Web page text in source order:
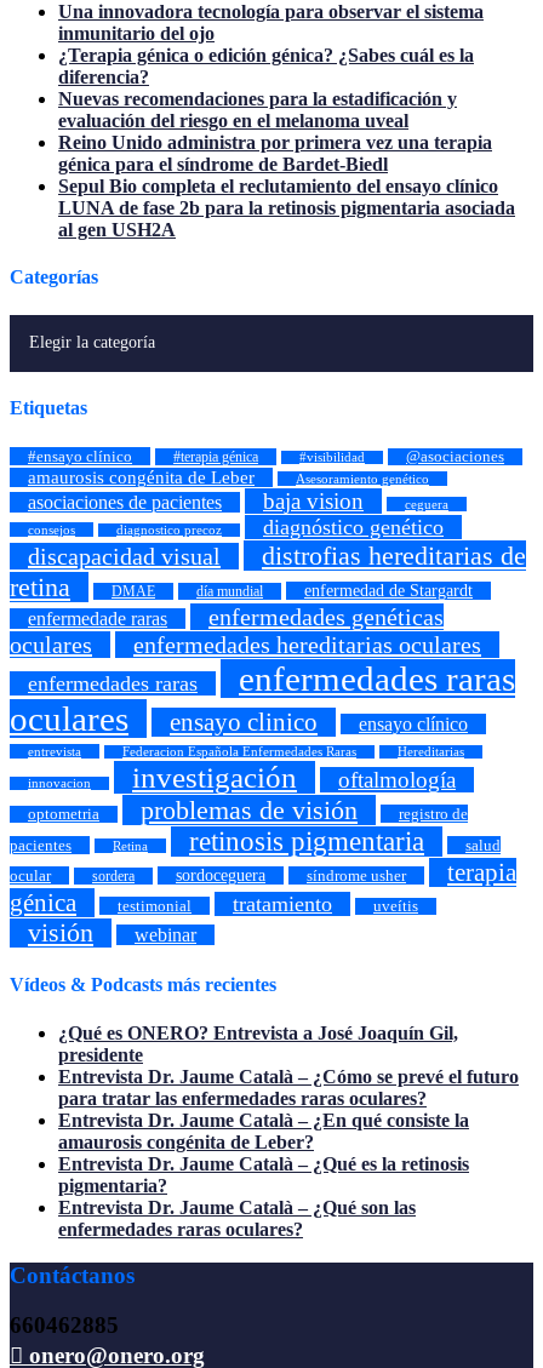
Una innovadora tecnología para observar el sistema
inmunitario del ojo
¿Terapia génica o edición génica? ¿Sabes cuál es la
diferencia?
Nuevas recomendaciones para la estadificación y
evaluación del riesgo en el melanoma uveal
Reino Unido administra por primera vez una terapia
génica para el síndrome de Bardet-Biedl
Sepul Bio completa el reclutamiento del ensayo clínico
LUNA de fase 2b para la retinosis pigmentaria asociada
al gen USH2A
Categorías
Etiquetas
#ensayo clínico #terapia génica #visibilidad @asociaciones
amaurosis congénita de Leber Asesoramiento genético
asociaciones de pacientes baja vision
ceguera
consejos
diagnostico precoz diagnóstico genético
discapacidad visual
distrofias hereditarias de
retina
DMAE día mundial enfermedad de Stargardt
enfermedade raras
enfermedades genéticas
oculares
enfermedades hereditarias oculares
enfermedades raras
enfermedades raras
oculares
ensayo clinico ensayo clínico
entrevista Federacion Española Enfermedades Raras Hereditarias
innovacion investigación oftalmología
optometria problemas de visión
registro de
pacientes
Retina retinosis pigmentaria
salud
ocular
sordera sordoceguera síndrome usher
terapia
génica
testimonial tratamiento uveítis
visión webinar
Vídeos & Podcasts más recientes
¿Qué es ONERO? Entrevista a José Joaquín Gil,
presidente
Entrevista Dr. Jaume Català – ¿Cómo se prevé el futuro
para tratar las enfermedades raras oculares?
Entrevista Dr. Jaume Català – ¿En qué consiste la
amaurosis congénita de Leber?
Entrevista Dr. Jaume Català – ¿Qué es la retinosis
pigmentaria?
Entrevista Dr. Jaume Català – ¿Qué son las
enfermedades raras oculares?
Contáctanos
660462885
onero@onero.org